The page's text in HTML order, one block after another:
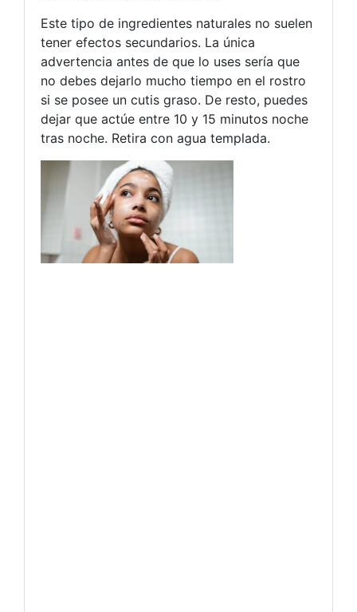
Este tipo de ingredientes naturales no suelen
tener efectos secundarios. La única
advertencia antes de que lo uses sería que
no debes dejarlo mucho tiempo en el rostro
si se posee un cutis graso. De resto, puedes
dejar que actúe entre 10 y 15 minutos noche
tras noche. Retira con agua templada.